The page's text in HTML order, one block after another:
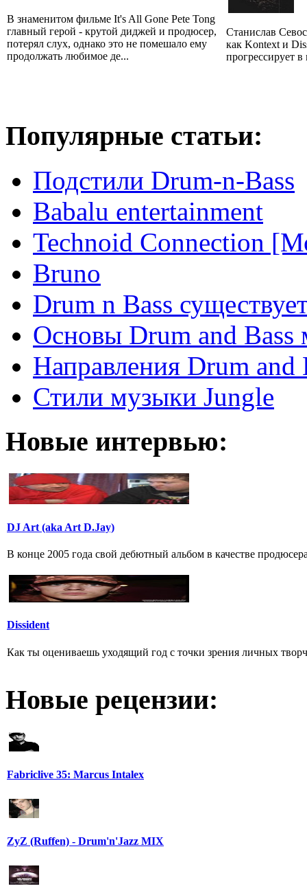
В знаменитом фильме It's All Gone Pete Tong
главный герой - крутой диджей и продюсер,
потерял слух, однако это не помешало ему
продолжать любимое де...
Станислав
как Kontext и
прогрессирует
Популярные статьи:
Подстили Drum-n-Bass
Babalu entertainment
Technoid Connection
Bruno
Drum n Bass
Основы Drum and Bass
Направления Drum and
Стили музыки Jungle
Новые интервью:
DJ Art (aka Art D.Jay)
В конце 2005 года свой дебютный альбом в качестве
Dissident
Как ты оцениваешь уходящий год с точки зрения личных
Новые рецензии:
Fabriclive 35: Marcus Intalex
ZyZ (Ruffen) - Drum'n'Jazz MIX